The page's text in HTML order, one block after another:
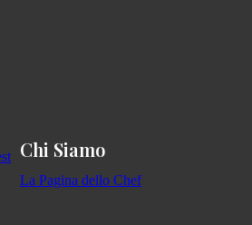
Chi Siamo
La Pagina dello Chef